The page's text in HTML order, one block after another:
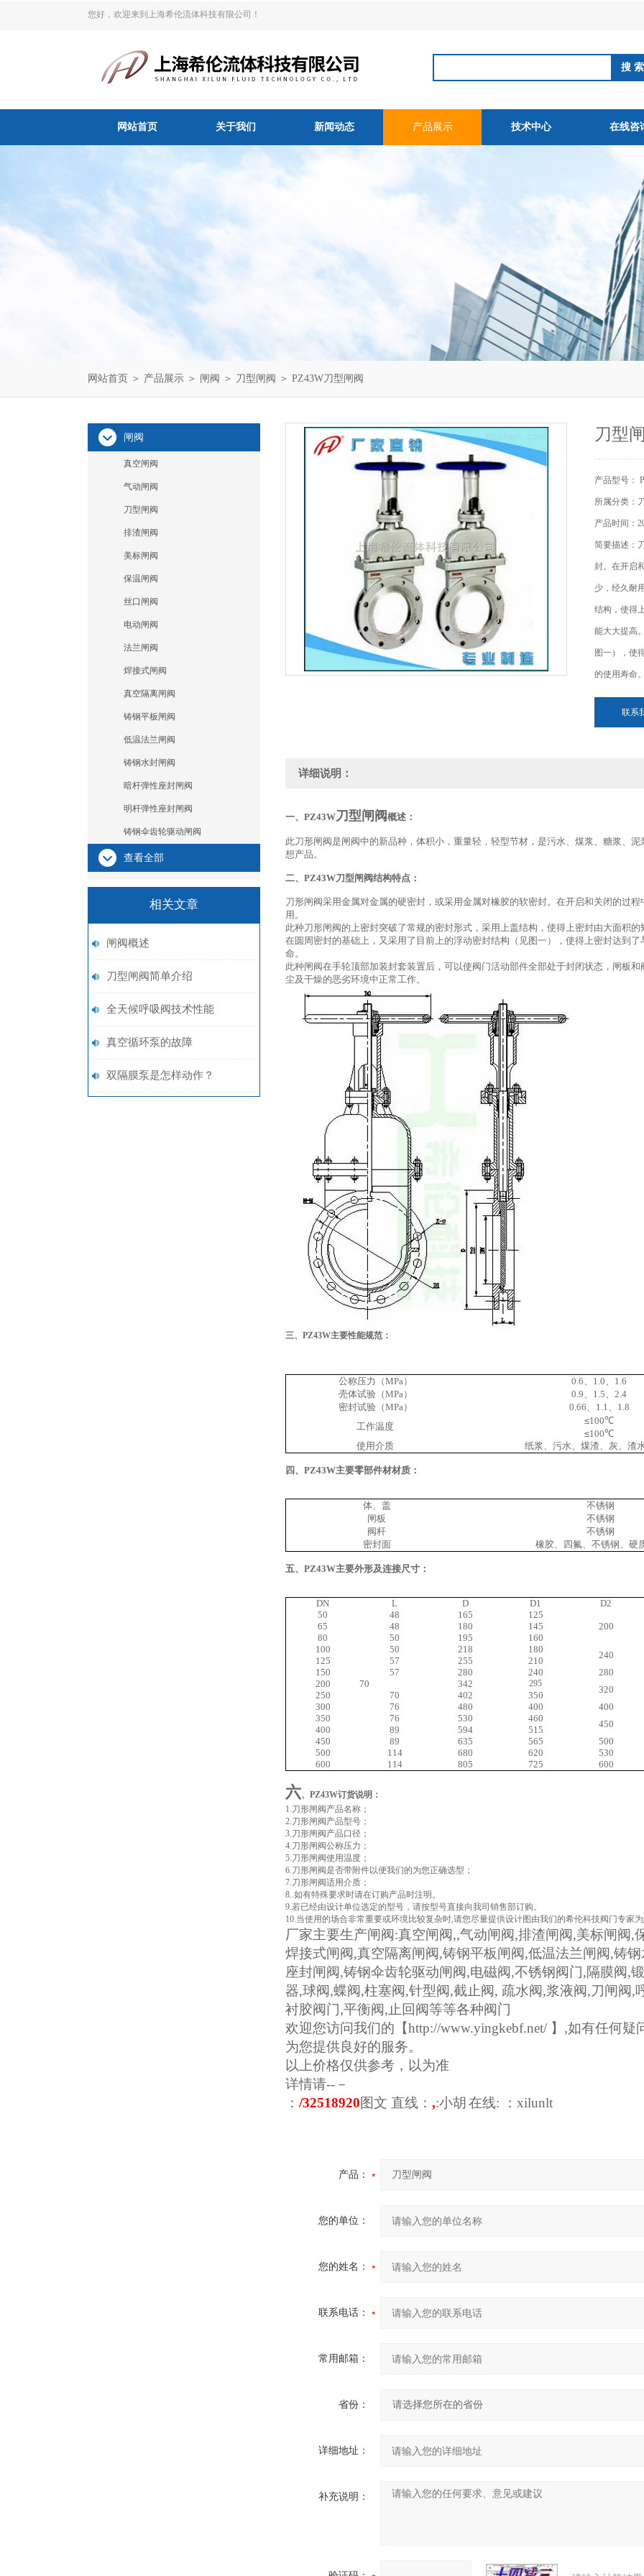
您好，欢迎来到上海希伦流体科技有限公司！
网站首页 关于我们 新闻动态 产品展示 技术中心 在线咨
网站首页 ＞ 产品展示 ＞ 闸阀 ＞ 刀型闸阀 ＞ PZ43W刀型闸阀
闸阀
真空闸阀
气动闸阀
刀型闸阀
排渣闸阀
美标闸阀
保温闸阀
丝口闸阀
电动闸阀
法兰闸阀
焊接式闸阀
真空隔离闸阀
铸钢平板闸阀
低温法兰闸阀
铸钢水封闸阀
暗杆弹性座封闸阀
明杆弹性座封闸阀
铸钢伞齿轮驱动闸阀
查看全部
相关文章
闸阀概述
刀型闸阀简单介绍
全天候呼吸阀技术性能
真空循环泵的故障
双隔膜泵是怎样动作？
刀型
产品型号：
所属分类：
产品时间：
简要描述：
封。在开启
少，经久耐
结构，使得
能大大提高
图一），使
的使用寿命。
联系
详细说明：
一、PZ43W刀型闸阀 概述：
此刀形闸阀是闸阀中的新品种，体积小，重量轻，轻型节材，是污水、煤浆、糖浆、
想产品。
二、PZ43W刀型闸阀结构特点：
刀形闸阀采用金属对金属的硬密封，或采用金属对橡胶的软密封。在开启和关闭的过
用。
此种刀形闸阀的上密封突破了常规的密封形式，采用上盖结构，使得上密封由大面积
在圆周密封的基础上，又采用了目前上的浮动密封结构（见图一），使得上密封达到
命。
此种闸阀在手轮顶部加装封套装置后，可以使阀门活动部件全部处于封闭状态，闸板
尘及干燥的恶劣环境中正常工作。
三、PZ43W主要性能规范：
公称压力（MPa） 0.6、1.0、1.6
壳体试验（MPa）
0.9、1.5、2.4
密封试验（MPa）
0.66、1.1、1.8
工作温度
≤100℃
≤100℃
使用介质
纸浆、污水、煤渣、灰、渣
四、PZ43W主要零部件材材质：
体、盖
不锈钢
闸板
不锈钢
阀杆
不锈钢
密封面
橡胶、四氟、不锈钢、硬
五、PZ43W主要外形及连接尺寸：
DN L D D1 D2
50
48 165
125
200
65
48 180 145
80
50 195 160
100
50 218 180
240
125
57 255 210
150
57 280 240 280
200
70 342 295
320
250
70 402 350
300
76 480 400 400
350
76 530 460
450
400
89 594 515
450
89 635 565 500
500
114 680 620 530
600
114 805 725 600
六、PZ43W订货说明：
1.刀形闸阀产品名称；
2.刀形闸阀产品型号；
3.刀形闸阀产品口径；
4.刀形闸阀公称压力；
5.刀形闸阀使用温度；
6.刀形闸阀是否带附件以便我们的为您正确选型；
7.刀形闸阀适用介质；
8..如有特殊要求时请在订购产品时注明。
9.若已经由设计单位选定的型号，请按型号直接向我司销售部订购。
10.当使用的场合非常重要或环境比较复杂时,请您尽量提供设计图由我们的希伦科技阀门专家为
厂家主要生产闸阀:真空闸阀,,气动闸阀,排渣闸阀,美标闸阀,
焊接式闸阀,真空隔离闸阀,铸钢平板闸阀,低温法兰闸阀,铸钢
座封闸阀,铸钢伞齿轮驱动闸阀,电磁阀,不锈钢阀门,隔膜阀,
器,球阀,蝶阀,柱塞阀,针型阀,截止阀, 疏水阀,浆液阀,刀闸阀,
衬胶阀门,平衡阀, 止回阀等等各种阀门
欢迎您访问我们的【http://www.yingkebf.net/ 】 ,如有任何疑
为您提供良好的服务。
以上价格仅供参考，以为准
详情请--－
： /32518920图文 直线： ,:小胡 在线: ： xilunlt
产品：
您的单位：
您的姓名：
联系电话：
常用邮箱：
省份：
详细地址：
补充说明：